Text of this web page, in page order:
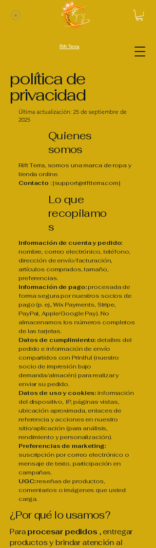
Rift Terra
política de
privacidad
Última actualización: 25 de septiembre de
2025
Quienes
somos
Rift Terra, somos una marca de ropa y
tienda online.
Contacto : [support@riftterra.com]
Lo que
recopilamo
s
Información de cuenta y pedido:
nombre, correo electrónico, teléfono,
dirección de envío/facturación,
artículos comprados, tamaño,
preferencias.
Información de pago:procesada de
forma segura por nuestros socios de
pago (p. ej., Wix Payments, Stripe,
PayPal, Apple/Google Pay). No
almacenamos los números completos
de las tarjetas.
Datos de cumplimiento: detalles del
pedido e información de envío
compartidos con Printful (nuestro
socio de impresión bajo
demanda/almacén) para realizar y
enviar su pedido.
Datos de uso y cookies:información
del dispositivo, IP, páginas vistas,
ubicación aproximada, enlaces de
referencia y acciones en nuestro
sitio/aplicación (para análisis,
rendimiento y personalización).
Preferencias de marketing:
suscripción por correo electrónico o
mensaje de texto, participación en
campañas.
UGC:reseñas de productos,
comentarios o imágenes que usted
carga.
¿Por qué lo usamos?
Para procesar pedidos , entregar
productos y brindar atención al